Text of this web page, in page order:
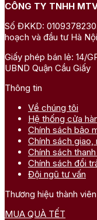
CÔNG TY TNHH
Số ĐKKD:
hoạch và đầu tư Hà
Giấy phép bán lẻ: 14/
UBND Quận Cầu Giấy
Thông tin
Về chúng tôi
Hệ thống cửa
Chính sách bảo
Chính sách giao,
Chính sách
Chính sách đổi
Đội ngũ tư vấn
Thương hiệu thành viên
MUA QUÀ TẾT